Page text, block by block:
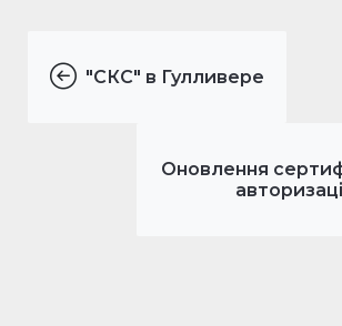
"СКС" в Гулливере
Оновлення